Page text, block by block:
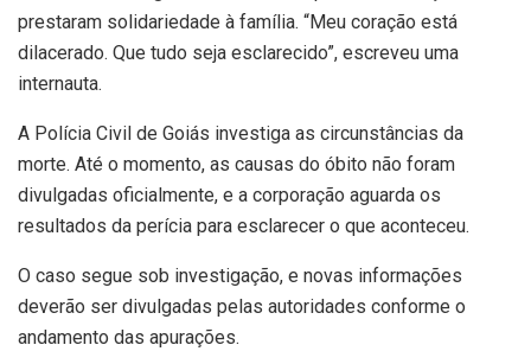
prestaram solidariedade à família. “Meu coração está
dilacerado. Que tudo seja esclarecido”, escreveu uma
internauta.
A Polícia Civil de Goiás investiga as circunstâncias da
morte. Até o momento, as causas do óbito não foram
divulgadas oficialmente, e a corporação aguarda os
resultados da perícia para esclarecer o que aconteceu.
O caso segue sob investigação, e novas informações
deverão ser divulgadas pelas autoridades conforme o
andamento das apurações.